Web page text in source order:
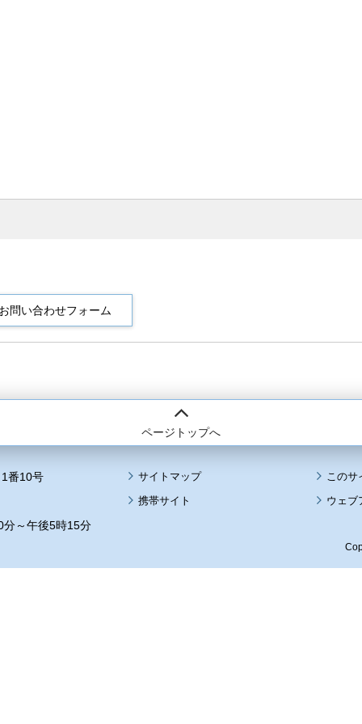
ページトップへ
番10号
分～午後5時15分
サイトマップ
このサ
携帯サイト
ウェブ